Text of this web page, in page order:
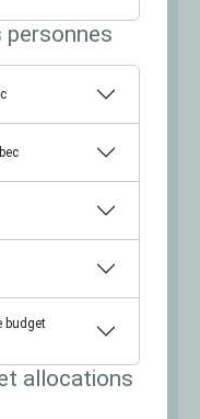
personnes
budget
allocations